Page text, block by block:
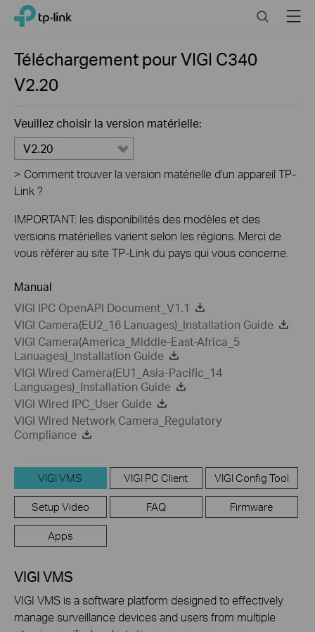
Click
the
navigation
TP-Link, Reliably Smart SearchMenu
Téléchargement pourVIGI C340
V2.20
Veuillez choisir la version matérielle:
V2.20
> Comment trouver la version matérielle d'un appareil TP-
Link ?
IMPORTANT: les disponibilités des modèles et des
versions matérielles varient selon les régions. Merci de
vous référer au site TP-Link du pays qui vous concerne.
Manual
VIGI IPC OpenAPI Document_V1.1
VIGI Camera(EU2_16 Lanuages)_Installation Guide
VIGI Camera(America_Middle-East-Africa_5
Lanuages)_Installation Guide
VIGI Wired Camera(EU1_Asia-Pacific_14
Languages)_Installation Guide
VIGI Wired IPC_User Guide
VIGI Wired Network Camera_Regulatory
Compliance
VIGI VMS VIGI PC Client VIGI Config Tool
Setup Video FAQ Firmware
Apps
VIGI VMS
VIGI VMS is a software platform designed to effectively
manage surveillance devices and users from multiple